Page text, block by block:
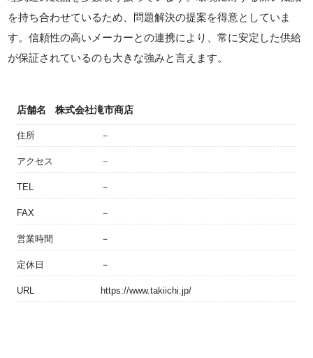
を持ち合わせているため、問題解決の提案を得意としていま
す。信頼性の高いメーカーとの連携により、常に安定した供給
が保証されているのも大きな強みと言えます。
店舗名 株式会社滝市商店
住所 －
アクセス －
TEL －
FAX －
営業時間 －
定休日 －
URL https://www.takiichi.jp/